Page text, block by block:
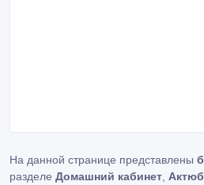
На данной странице представлены
разделе Домашний кабинет